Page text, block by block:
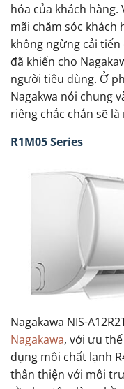
hóa của khách hàng.
mãi chăm sóc khách
không ngừng cải
đã khiến cho
người tiêu dùng. Ở
Nagakwa nói chung
riêng chắc chắn sẽ
R1M05 Series
Nagakawa NIS-
Nagakawa, với ưu
dụng môi chất lạnh
thân thiện với môi